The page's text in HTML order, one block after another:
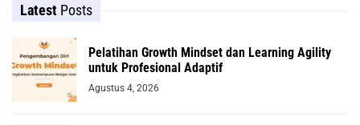
Latest Posts
Pelatihan Growth Mindset dan Learning Agility
untuk Profesional Adaptif
Agustus 4, 2026